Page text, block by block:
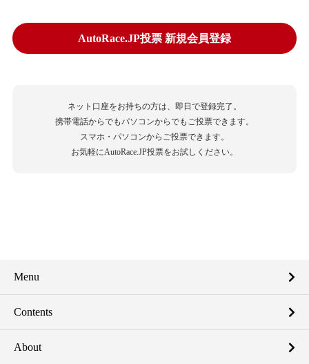
AutoRace.JP投票 新規会員登録
ネット口座をお持ちの方は、即日で登録完了。
携帯電話からでもパソコンからでもご投票できます。
スマホ・パソコンからご投票できます。
お気軽にAutoRace.JP投票をお試しください。
Menu
Contents
About